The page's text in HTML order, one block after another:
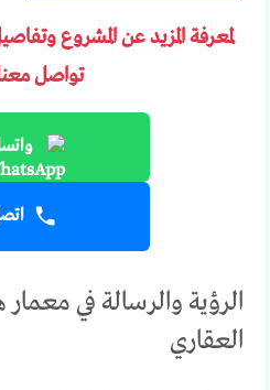
لمعرفة المزيد عن المشروع
تواصل
الرؤية والرسالة في
العقاري